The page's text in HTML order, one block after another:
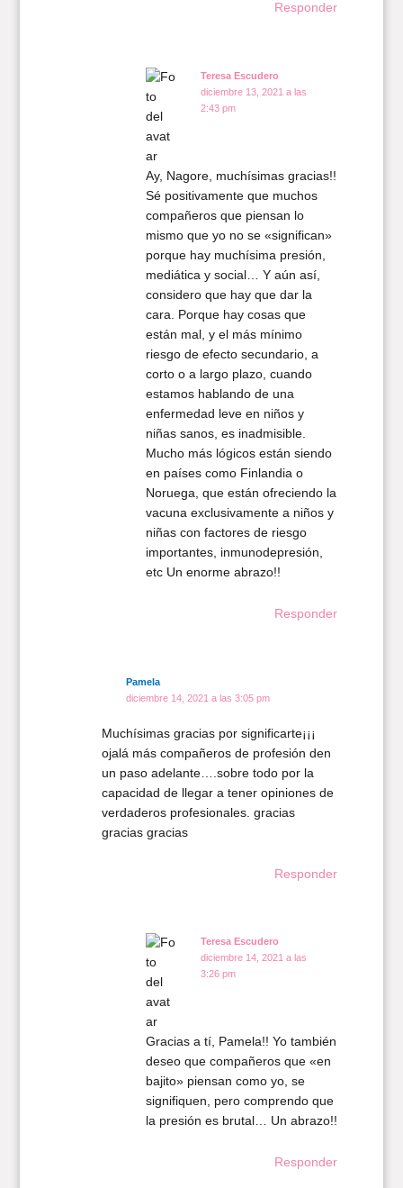
Responder
Teresa Escudero
diciembre 13, 2021 a las
2:43 pm
Ay, Nagore, muchísimas gracias!!
Sé positivamente que muchos
compañeros que piensan lo
mismo que yo no se «significan»
porque hay muchísima presión,
mediática y social… Y aún así,
considero que hay que dar la
cara. Porque hay cosas que
están mal, y el más mínimo
riesgo de efecto secundario, a
corto o a largo plazo, cuando
estamos hablando de una
enfermedad leve en niños y
niñas sanos, es inadmisible.
Mucho más lógicos están siendo
en países como Finlandia o
Noruega, que están ofreciendo la
vacuna exclusivamente a niños y
niñas con factores de riesgo
importantes, inmunodepresión,
etc Un enorme abrazo!!
Responder
Pamela
diciembre 14, 2021 a las 3:05 pm
Muchísimas gracias por significarte¡¡¡
ojalá más compañeros de profesión den
un paso adelante….sobre todo por la
capacidad de llegar a tener opiniones de
verdaderos profesionales. gracias
gracias gracias
Responder
Teresa Escudero
diciembre 14, 2021 a las
3:26 pm
Gracias a tí, Pamela!! Yo también
deseo que compañeros que «en
bajito» piensan como yo, se
signifiquen, pero comprendo que
la presión es brutal… Un abrazo!!
Responder